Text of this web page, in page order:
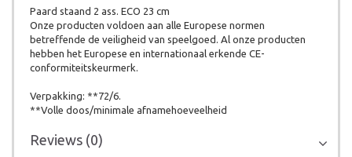
Paard staand 2 ass. ECO 23 cm
Onze producten voldoen aan alle Europese normen
betreffende de veiligheid van speelgoed. Al onze producten
hebben het Europese en internationaal erkende CE-
conformiteitskeurmerk.
Verpakking: **72/6.
**Volle doos/minimale afnamehoeveelheid
Reviews (0)